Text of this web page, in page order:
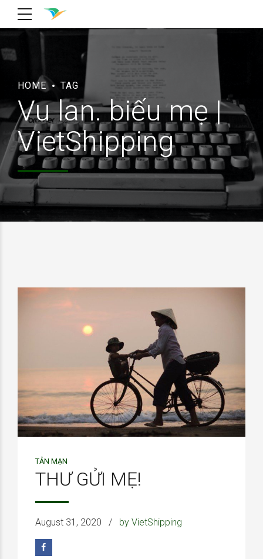
HOME TAG
Vu lan. biếu mẹ |
VietShipping
TẢN MẠN
THƯ GỬI MẸ!
August 31, 2020 by VietShipping